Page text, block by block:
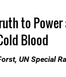
to Power
Blood
UN Special